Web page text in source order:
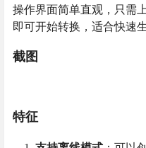
操作界面简单直观，只需
即可开始转换，适合快速
截图
特征